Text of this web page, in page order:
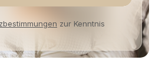
zur Kenntnis